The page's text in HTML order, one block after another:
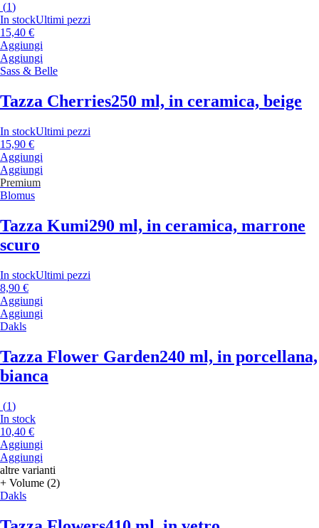
(1)
In stockUltimi pezzi
15,40 €
Aggiungi
Aggiungi
Sass & Belle
Tazza Cherries250 ml, in ceramica, beige
In stockUltimi pezzi
15,90 €
Aggiungi
Aggiungi
Premium
Blomus
Tazza Kumi290 ml, in ceramica, marrone
scuro
In stockUltimi pezzi
8,90 €
Aggiungi
Aggiungi
Dakls
Tazza Flower Garden240 ml, in porcellana,
bianca
(1)
In stock
10,40 €
Aggiungi
Aggiungi
altre varianti
+ Volume (2)
Dakls